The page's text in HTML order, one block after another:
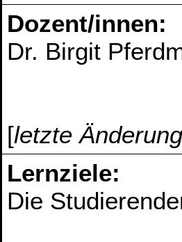
Dozent/innen:
Dr. Birgit
[letzte
Lernziele:
Die